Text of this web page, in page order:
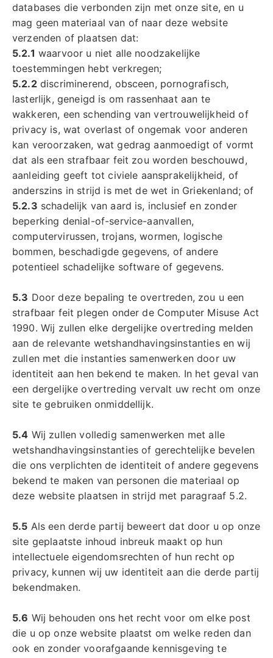
databases die verbonden zijn met onze site, en u
mag geen materiaal van of naar deze website
verzenden of plaatsen dat:
5.2.1 waarvoor u niet alle noodzakelijke
toestemmingen hebt verkregen;
5.2.2discriminerend, obsceen, pornografisch,
lasterlijk, geneigd is om rassenhaat aan te
wakkeren, een schending van vertrouwelijkheid of
privacy is, wat overlast of ongemak voor anderen
kan veroorzaken, wat gedrag aanmoedigt of vormt
dat als een strafbaar feit zou worden beschouwd,
aanleiding geeft tot civiele aansprakelijkheid, of
anderszins in strijd is met de wet in Griekenland; of
5.2.3 schadelijk van aard is, inclusief en zonder
beperking denial-of-service-aanvallen,
computervirussen, trojans, wormen, logische
bommen, beschadigde gegevens, of andere
potentieel schadelijke software of gegevens.
5.3 Door deze bepaling te overtreden, zou u een
strafbaar feit plegen onder de Computer Misuse Act
1990. Wij zullen elke dergelijke overtreding melden
aan de relevante wetshandhavingsinstanties en wij
zullen met die instanties samenwerken door uw
identiteit aan hen bekend te maken. In het geval van
een dergelijke overtreding vervalt uw recht om onze
site te gebruiken onmiddellijk.
5.4 Wij zullen volledig samenwerken met alle
wetshandhavingsinstanties of gerechtelijke bevelen
die ons verplichten de identiteit of andere gegevens
bekend te maken van personen die materiaal op
deze website plaatsen in strijd met paragraaf 5.2.
5.5 Als een derde partij beweert dat door u op onze
site geplaatste inhoud inbreuk maakt op hun
intellectuele eigendomsrechten of hun recht op
privacy, kunnen wij uw identiteit aan die derde partij
bekendmaken.
5.6 Wij behouden ons het recht voor om elke post
die u op onze website plaatst om welke reden dan
ook en zonder voorafgaande kennisgeving te